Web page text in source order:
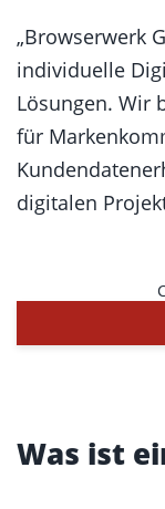
„Browserwerk
individuelle
Lösungen. Wir
für
digitalen
Was ist